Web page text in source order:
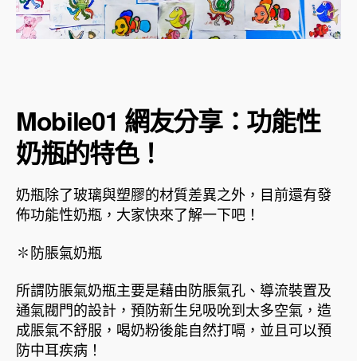
Mobile01 網友分享：功能性
奶瓶的特色！
奶瓶除了玻璃與塑膠的材質差異之外，目前還有發
佈功能性奶瓶，大家快來了解一下吧！
✽防脹氣奶瓶
所謂防脹氣奶瓶主要是藉由防脹氣孔、導流裝置及
通氣閥門的設計，預防新生兒吸吮到太多空氣，造
成脹氣不舒服，喝奶粉後能自然打嗝，並且可以預
防中耳疾病！